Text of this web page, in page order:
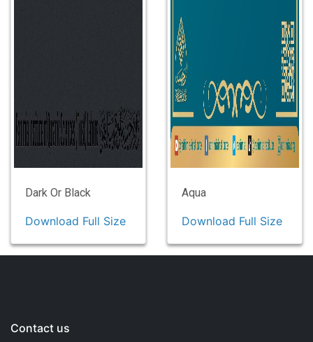
Dark Or Black
Download Full Size
Aqua
Download Full Size
Contact us